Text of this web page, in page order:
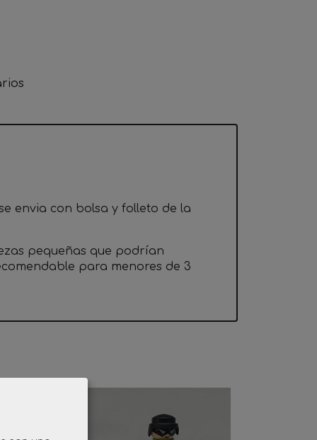
envia con bolsa y folleto de la
pequeñas que podrían
para menores de 3